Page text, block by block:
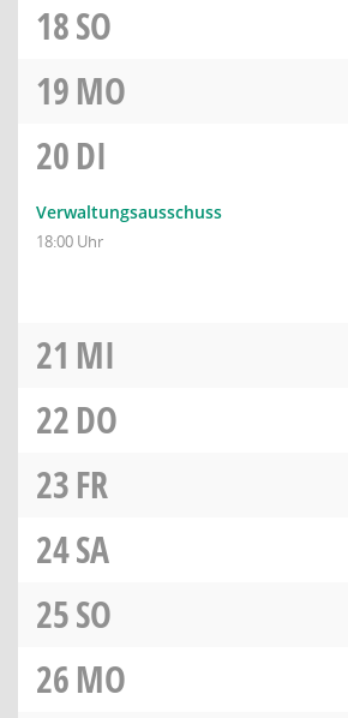
18SO
19MO
20DI
Verwaltungsausschuss
18:00 Uhr
21 MI
22DO
23FR
24SA
25SO
26MO